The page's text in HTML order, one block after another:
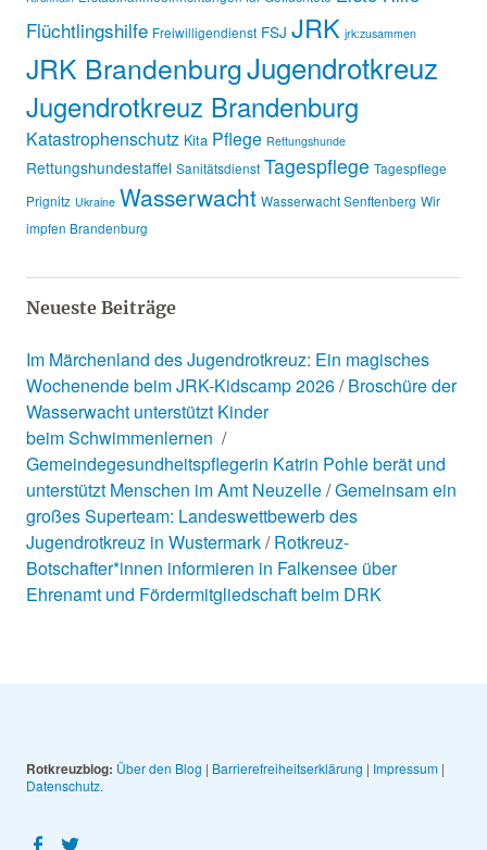
Flüchtlingshilfe Freiwilligendienst FSJ JRK jrk:zusammen
JRK BrandenburgJugendrotkreuz
Jugendrotkreuz Brandenburg
Katastrophenschutz Kita Pflege Rettungshunde
Rettungshundestaffel Sanitätsdienst Tagespflege Tagespflege
Prignitz Ukraine Wasserwacht Wasserwacht Senftenberg Wir
impfen Brandenburg
Neueste Beiträge
Im Märchenland des Jugendrotkreuz: Ein magisches
Wochenende beim JRK-Kidscamp 2026 Broschüre der
Wasserwacht unterstützt Kinder
beim Schwimmenlernen
Gemeindegesundheitspflegerin Katrin Pohle berät und
unterstützt Menschen im Amt Neuzelle Gemeinsam ein
großes Superteam: Landeswettbewerb des
Jugendrotkreuz in Wustermark Rotkreuz-
Botschafter*innen informieren in Falkensee über
Ehrenamt und Fördermitgliedschaft beim DRK
Rotkreuzblog: Über den Blog | Barrierefreiheitserklärung | Impressum|
Datenschutz